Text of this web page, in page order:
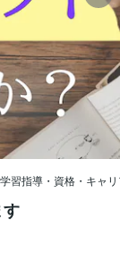
習指導・資格・キャ